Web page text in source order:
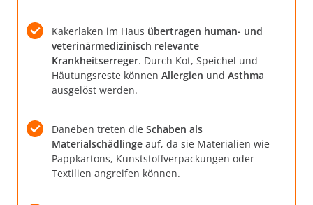
Kakerlaken im Haus übertragen human- und
veterinärmedizinisch relevante
Krankheitserreger. Durch Kot, Speichel und
Häutungsreste können Allergien und Asthma
ausgelöst werden.
Daneben treten die Schaben als
Materialschädlinge auf, da sie Materialien wie
Pappkartons, Kunststoffverpackungen oder
Textilien angreifen können.